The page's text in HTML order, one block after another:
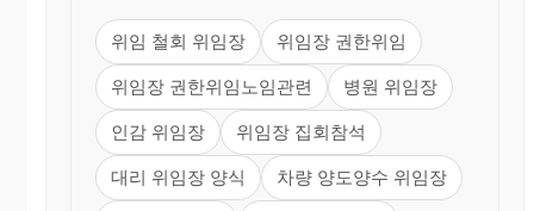
위임 철회 위임장 위임장 권한위임
위임장 권한위임노임관련 병원 위임장
인감 위임장 위임장 집회참석
대리 위임장 양식 차량 양도양수 위임장